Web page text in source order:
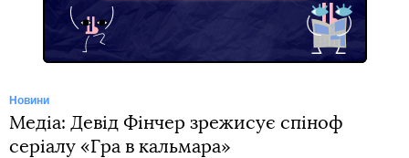
Новини
Медіа: Девід Фінчер зрежисує спіноф
серіалу «Гра в кальмара»